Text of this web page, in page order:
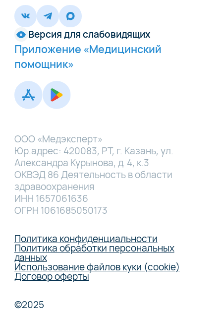
Версия для слабовидящих
Приложение «Медицинский
помощник»
ООО «Медэксперт»
Юр.адрес: 420083, РТ, г. Казань, ул.
Александра Курынова, д. 4, к.3
ОКВЭД 86 Деятельность в области
здравоохранения
ИНН 1657061636
ОГРН 1061685050173
Политика конфиденциальности
Политика обработки персональных
данных
Использование файлов куки (cookie)
Договор оферты
©2025